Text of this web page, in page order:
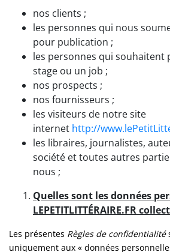
nos clients ;
les personnes qui nous
pour publication ;
les personnes qui souhaitent
stage ou un job ;
nos prospects ;
nos fournisseurs ;
les visiteurs de notre site
internet http://
les libraires, journalistes,
société et toutes autres
nous ;
Quelles sont les données
LEPETITLITTÉRAIRE.FR
Les présentes Règles de confidentialité
uniquement aux « données